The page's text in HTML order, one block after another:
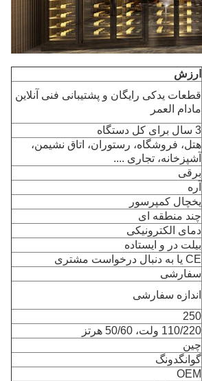
ارزش
قطعات یدکی رایگان و پشتیبانی فنی آنلاین
مادام العمر
3 سال برای کل دستگاه
هتل، فروشگاه، رستوران، اتاق نشیمن،
آشپزخانه، تجاری ....
برقی
آره
یخچال کمپرسور
چند منطقه ای
دمای الکترونیکی
بیلت در و ایستاده
CE یا به دنبال درخواست مشتری
سفارشی
اندازه سفارشی
250
110/220 ولت، 50/60 هرتز
چین
گوانگدونگ
OEM